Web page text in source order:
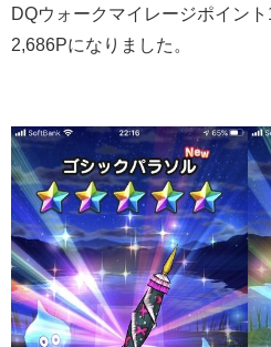
DQウォークマイレージポイン
2,686Pになりました。